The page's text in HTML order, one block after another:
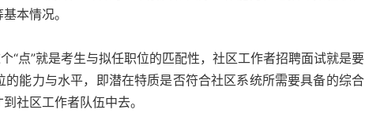
本情况。
“点”就是考生与拟任职位的匹配性，社区工作者招聘面试就是要
能力与水平，即潜在特质是否符合社区系统所需要具备的综合
社区工作者队伍中去。